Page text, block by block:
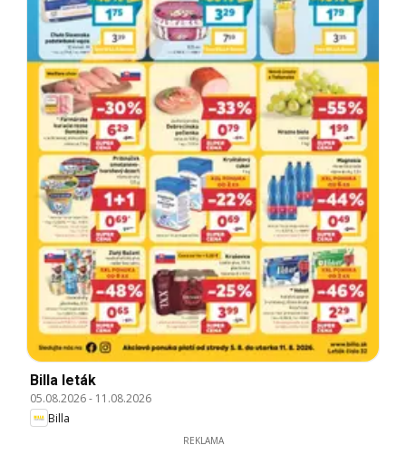
Billa leták
05.08.2026- 11.08.2026
Billa
REKLAMA